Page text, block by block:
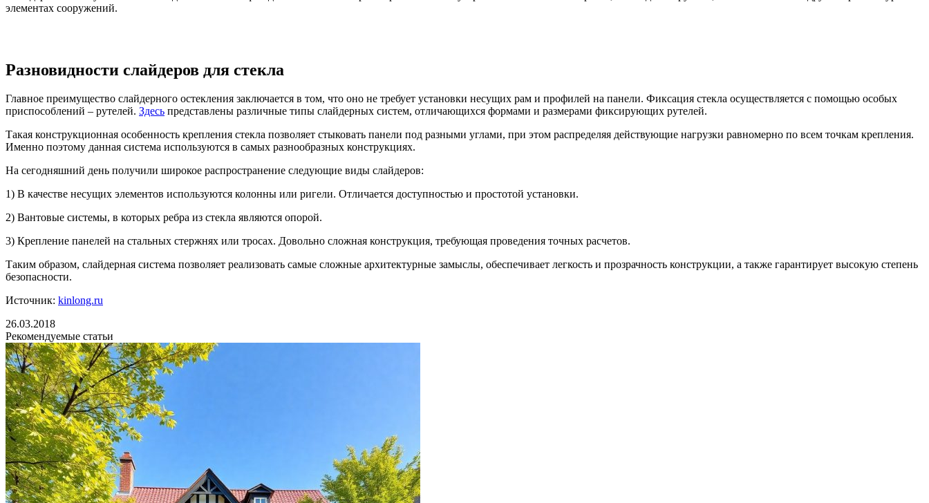
элементах сооружений.
Разновидности слайдеров для стекла
Главное преимущество слайдерного остекления заключается в том, что оно не требует установки несущих рам и профилей на панели. Фиксация стекла осуществляется с помощью особых
приспособлений – рутелей. Здесь представлены различные типы слайдерных систем, отличающихся формами и размерами фиксирующих рутелей.
Такая конструкционная особенность крепления стекла позволяет стыковать панели под разными углами, при этом распределяя действующие нагрузки равномерно по всем точкам крепления.
Именно поэтому данная система используются в самых разнообразных конструкциях.
На сегодняшний день получили широкое распространение следующие виды слайдеров:
1) В качестве несущих элементов используются колонны или ригели. Отличается доступностью и простотой установки.
2) Вантовые системы, в которых ребра из стекла являются опорой.
3) Крепление панелей на стальных стержнях или тросах. Довольно сложная конструкция, требующая проведения точных расчетов.
Таким образом, слайдерная система позволяет реализовать самые сложные архитектурные замыслы, обеспечивает легкость и прозрачность конструкции, а также гарантирует высокую степень
безопасности.
Источник: kinlong.ru
26.03.2018
Рекомендуемые статьи